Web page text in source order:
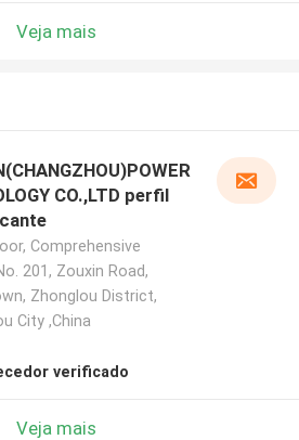
Veja mais
CO.,LTD perfil
Comprehensive
201, Zouxin Road,
Zhonglou District,
City ,China
verificado
Veja mais